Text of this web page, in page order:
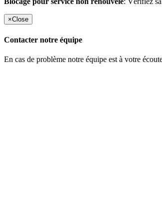
×Close
Contacter notre équipe
En cas de problème notre équipe est à votre